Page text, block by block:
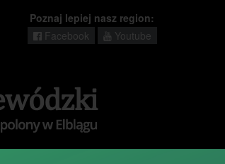
Poznaj lepiej nasz region:
Facebook
Youtube